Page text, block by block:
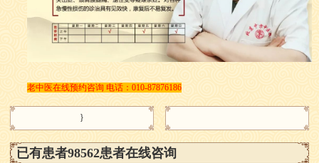
老中医在线预约咨询 电话：010-87876186
}
已有患者98562患者在线咨询